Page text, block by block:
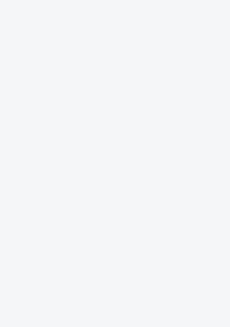
Le Crédit Agricole IDF a réalisé un
2026, via un octroi massif de crédits
20e anniversaire de la
nouvelle campagne
Avec sa nouvelle campagne, La
sa citoyenneté crée de la valeur